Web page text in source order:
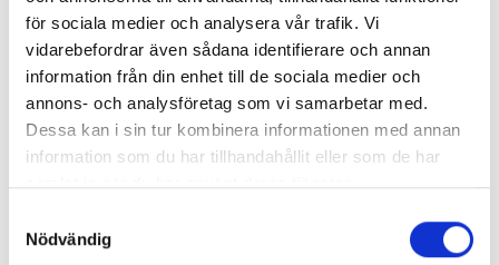
för sociala medier och analysera vår trafik. Vi
vidarebefordrar även sådana identifierare och annan
information från din enhet till de sociala medier och
annons- och analysföretag som vi samarbetar med.
Dessa kan i sin tur kombinera informationen med annan
information som du har tillhandahållit eller som de har
samlat in när du har använt deras tjänster.
Nödvändig
Enorma skillnader mellan
chefredaktörerna
Så mycket tjänar dagspresscheferna